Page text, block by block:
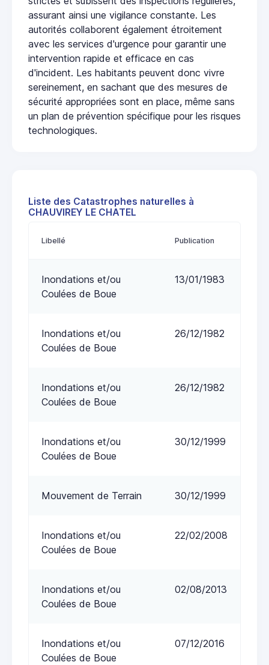
assurant ainsi une vigilance constante. Les
autorités collaborent également étroitement
avec les services d'urgence pour garantir une
intervention rapide et efficace en cas
d'incident. Les habitants peuvent donc vivre
sereinement, en sachant que des mesures de
sécurité appropriées sont en place, même sans
un plan de prévention spécifique pour les risques
technologiques.
Liste des Catastrophes naturelles à
CHAUVIREY LE CHATEL
Libellé Publication
Inondations et/ou
Coulées de Boue
13/01/1983
Inondations et/ou
Coulées de Boue
26/12/1982
Inondations et/ou
Coulées de Boue
26/12/1982
Inondations et/ou
Coulées de Boue
30/12/1999
Mouvement de Terrain 30/12/1999
Inondations et/ou
Coulées de Boue
22/02/2008
Inondations et/ou
Coulées de Boue
02/08/2013
Inondations et/ou
Coulées de Boue
07/12/2016